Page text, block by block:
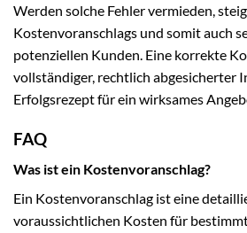
Werden solche Fehler vermieden,
Kostenvoranschlags und somit auch
potenziellen Kunden. Eine korrekte
vollständiger, rechtlich abgesicherter
Erfolgsrezept für ein wirksames
FAQ
Was ist ein Kostenvoranschlag?
Ein Kostenvoranschlag ist eine
voraussichtlichen Kosten für